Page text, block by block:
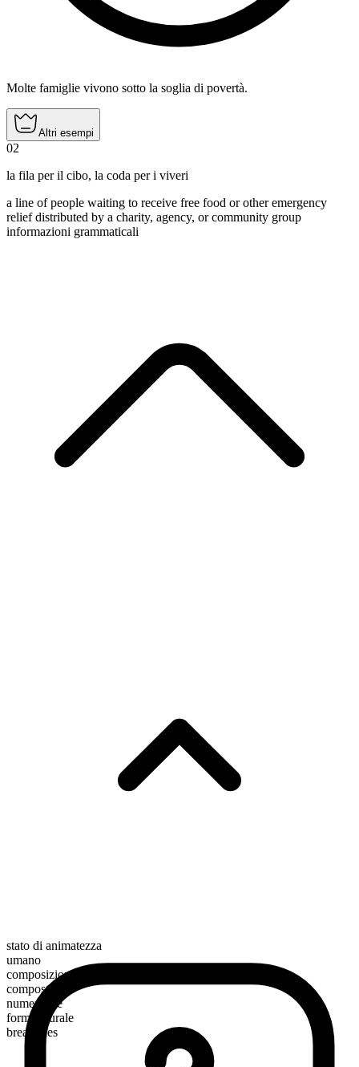
Molte famiglie vivono sotto la soglia di povertà.
Altri esempi
02
la fila per il cibo, la coda per i viveri
a line of people waiting to receive free food or other emergency
relief distributed by a charity, agency, or community group
informazioni grammaticali
stato di animatezza
umano
composizione morfologica
composto
numerabile
forma plurale
breadlines